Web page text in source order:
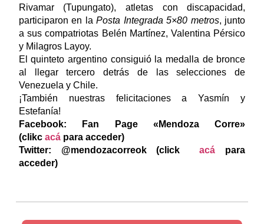
Rivamar (Tupungato), atletas con discapacidad,
participaron en laPosta Integrada 5×80 metros, junto
a sus compatriotas Belén Martínez, Valentina Pérsico
y Milagros Layoy.
El quinteto argentino consiguió la medalla de bronce
al llegar tercero detrás de las selecciones de
Venezuela y Chile.
¡También nuestras felicitaciones a Yasmín y
Estefanía!
Facebook: Fan Page «Mendoza Corre»
(clikc acápara acceder)
Twitter: @mendozacorreok (click
acá para
acceder)